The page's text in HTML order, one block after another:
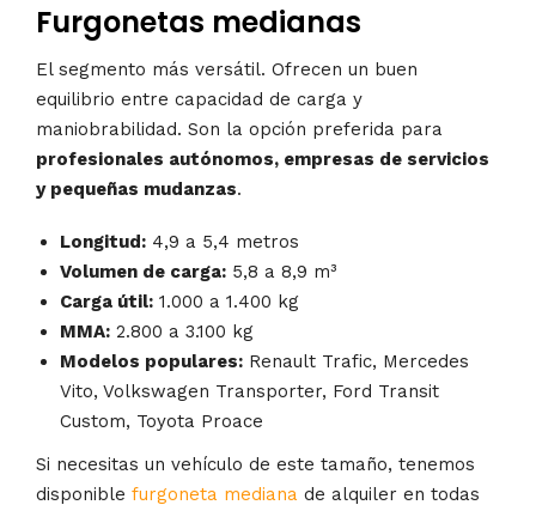
Furgonetas medianas
El segmento más versátil. Ofrecen un buen
equilibrio entre capacidad de carga y
maniobrabilidad. Son la opción preferida para
profesionales autónomos, empresas de servicios
y pequeñas mudanzas.
Longitud: 4,9 a 5,4 metros
Volumen de carga: 5,8 a 8,9 m³
Carga útil: 1.000 a 1.400 kg
MMA: 2.800 a 3.100 kg
Modelos populares: Renault Trafic, Mercedes
Vito, Volkswagen Transporter, Ford Transit
Custom, Toyota Proace
Si necesitas un vehículo de este tamaño, tenemos
disponible furgoneta mediana de alquiler en todas